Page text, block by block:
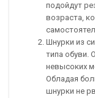
подойдут
возраста,
Шнурки из
типа обуви.
невысоких
Обладая
шнурки не